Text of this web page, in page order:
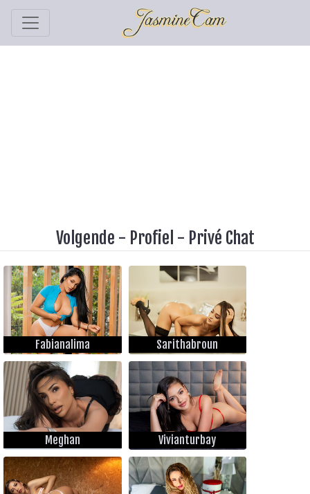
Volgende - Profiel - Privé Chat
Fabianalima Sarithabroun
Meghan Vivianturbay